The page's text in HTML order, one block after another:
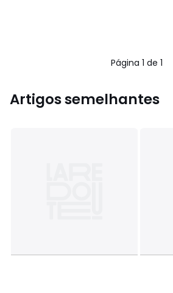
Página 1 de 1
Artigos semelhantes